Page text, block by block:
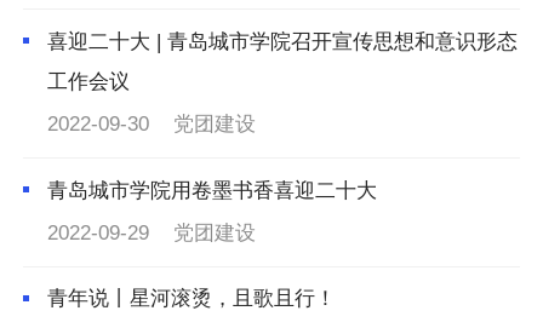
喜迎二十大 | 青岛城市学院召开宣传思想和意识形态
工作会议
2022-09-30
党团建设
青岛城市学院用卷墨书香喜迎二十大
2022-09-29
党团建设
青年说丨星河滚烫，且歌且行！